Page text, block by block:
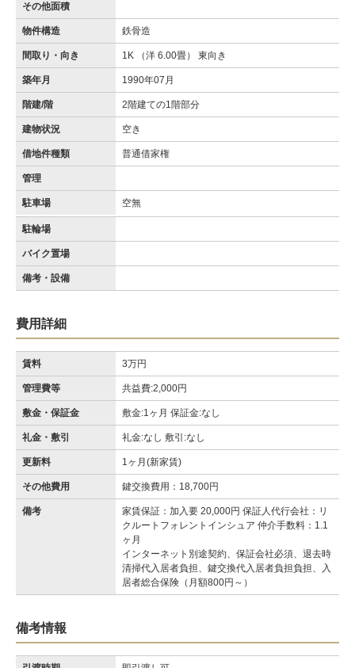
その他面積
物件構造 鉄骨造
間取り・向き 1K （洋 6.00畳） 東向き
築年月 1990年07月
階建/階 2階建ての1階部分
建物状況 空き
借地件種類 普通借家権
管理
駐車場 空無
駐輪場
バイク置場
備考・設備
費用詳細
賃料 3万円
管理費等 共益費:2,000円
敷金・保証金 敷金:1ヶ月 保証金:なし
礼金・敷引 礼金:なし 敷引:なし
更新料 1ヶ月(新家賃)
その他費用 鍵交換費用：18,700円
備考
家賃保証：加入要 20,000円 保証人代行会社：リ
クルートフォレントインシュア 仲介手数料：1.1
ヶ月
インターネット別途契約、保証会社必須、退去時
清掃代入居者負担、鍵交換代入居者負担負担、入
居者総合保険（月額800円～）
備考情報